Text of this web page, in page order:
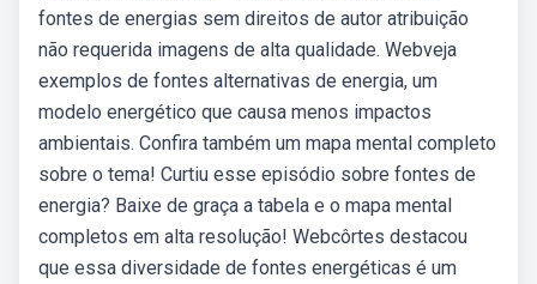
fontes de energias sem direitos de autor atribuição
não requerida imagens de alta qualidade. Webveja
exemplos de fontes alternativas de energia, um
modelo energético que causa menos impactos
ambientais. Confira também um mapa mental completo
sobre o tema! Curtiu esse episódio sobre fontes de
energia? Baixe de graça a tabela e o mapa mental
completos em alta resolução! Webcôrtes destacou
que essa diversidade de fontes energéticas é um